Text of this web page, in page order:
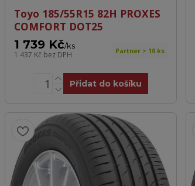
Toyo 185/55R15 82H PROXES
COMFORT DOT25
1 739 Kč/ks
1 437 Kč bez DPH Partner > 10 ks
Přidat do košíku